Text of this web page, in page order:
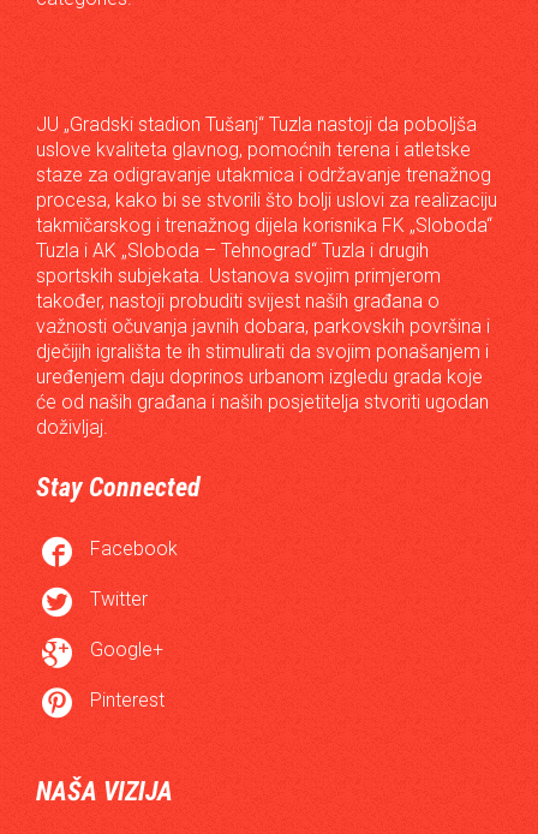
JU „Gradski stadion Tušanj“ Tuzla nastoji da poboljša
uslove kvaliteta glavnog, pomoćnih terena i atletske
staze za odigravanje utakmica i održavanje trenažnog
procesa, kako bi se stvorili što bolji uslovi za realizaciju
takmičarskog i trenažnog dijela korisnika FK „Sloboda“
Tuzla i AK „Sloboda – Tehnograd“ Tuzla i drugih
sportskih subjekata. Ustanova svojim primjerom
također, nastoji probuditi svijest naših građana o
važnosti očuvanja javnih dobara, parkovskih površina i
dječijih igrališta te ih stimulirati da svojim ponašanjem i
uređenjem daju doprinos urbanom izgledu grada koje
će od naših građana i naših posjetitelja stvoriti ugodan
doživljaj.
Stay Connected
 Facebook
 Twitter
 Google+
 Pinterest
NAŠA VIZIJA